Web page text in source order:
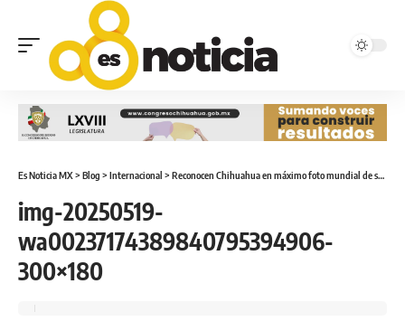
Es Noticia MX> Blog > Internacional > Reconocen Chihuahua en máximo foto mundial de seguridad
img-20250519-
wa00237174389840795394906-
300×180